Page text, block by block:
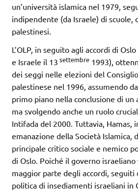
un’università islamica nel 1979,
indipendente (da Israele) di scuole,
palestinesi.
L’OLP, in seguito agli accordi di
e Israele il 13 settembre 1993),
dei seggi nelle elezioni del
palestinese nel 1996, assumendo
primo piano nella conclusione di un
ma svolgendo anche un ruolo
Intifada del 2000. Tuttavia, Hamas,
emanazione della Società Islamica,
principale critico sociale e nemico
di Oslo. Poiché il governo
maggior parte degli accordi, seguiti
politica di insediamenti israeliani in